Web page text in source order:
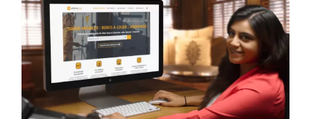
ACTUALITÉS